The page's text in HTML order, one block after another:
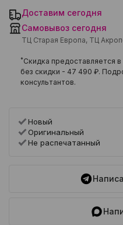
Доставим сегодня
Самовывоз сегодня
ТЦ Старая Европа, ТЦ
*Скидка предоставляется
без скидки - 47 490 ₽.
консультантов.
Новый
Оригинальный
Не распечатанный